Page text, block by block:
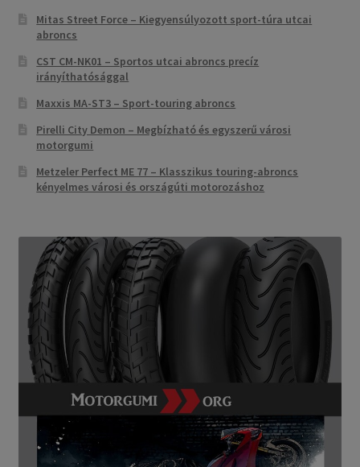
Mitas Street Force – Kiegyensúlyozott sport-túra utcai
abroncs
CST CM-NK01 – Sportos utcai abroncs precíz
irányíthatósággal
Maxxis MA-ST3 – Sport-touring abroncs
Pirelli City Demon – Megbízható és egyszerű városi
motorgumi
Metzeler Perfect ME 77 – Klasszikus touring-abroncs
kényelmes városi és országúti motorozáshoz